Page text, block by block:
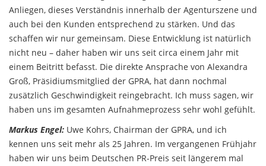
Anliegen, dieses Verständnis innerhalb der Agenturszene und
auch bei den Kunden entsprechend zu stärken. Und das
schaffen wir nur gemeinsam. Diese Entwicklung ist natürlich
nicht neu – daher haben wir uns seit circa einem Jahr mit
einem Beitritt befasst. Die direkte Ansprache von Alexandra
Groß, Präsidiumsmitglied der GPRA, hat dann nochmal
zusätzlich Geschwindigkeit reingebracht. Ich muss sagen, wir
haben uns im gesamten Aufnahmeprozess sehr wohl gefühlt.
Markus Engel: Uwe Kohrs, Chairman der GPRA, und ich
kennen uns seit mehr als 25 Jahren. Im vergangenen Frühjahr
haben wir uns beim Deutschen PR-Preis seit längerem mal